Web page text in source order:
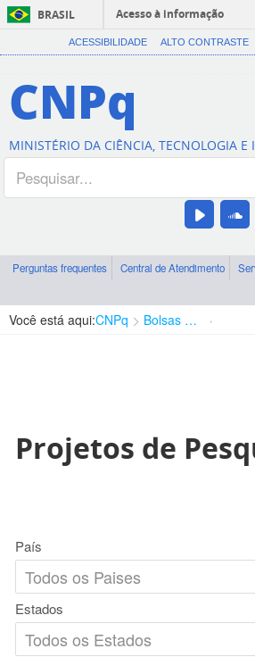
BRASIL
Acesso à informação
ACESSIBILIDADE ALTO CONTRASTE
CNPq
MINISTÉRIO DA CIÊNCIA, TECNOLOGIA E
Perguntas frequentes Central de Atendimento
Você está aqui:CNPq Bolsas e Auxílios Vigentes
Projetos de
País
Estados